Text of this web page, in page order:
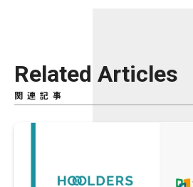
Related Articles
関連記事